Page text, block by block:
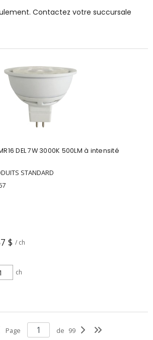
Contactez votre succursale
DEL 7W 3000K 500LM à intensité
STANDARD
$ / ch
ch
Page de 99